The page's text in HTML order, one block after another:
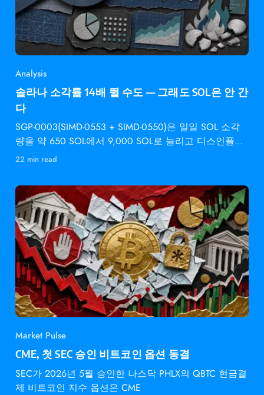
Analysis
솔라나 소각률 14배 뛸 수도 — 그래도 SOL은 안 간
다
SGP-0003(SIMD-0553 + SIMD-0550)은 일일 SOL 소각
량을 약 650 SOL에서 9,000 SOL로 늘리고 디스인플레
이션 속도를 2배로 높입니다 —
22 min read
Market Pulse
CME, 첫 SEC 승인 비트코인 옵션 동결
SEC가 2026년 5월 승인한 나스닥 PHLX의 QBTC 현금결
제 비트코인 지수 옵션은 CME